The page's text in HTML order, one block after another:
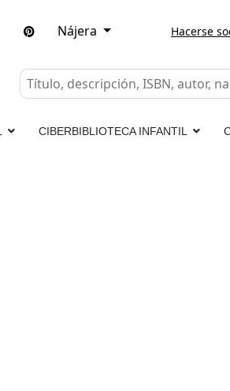
Nájera Hacerse
CIBERBIBLIOTECA INFANTIL